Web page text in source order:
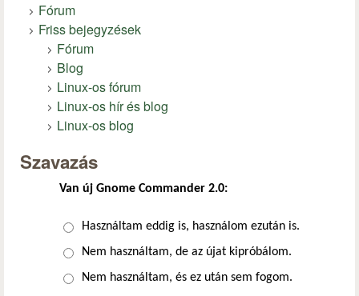
Fórum
Friss bejegyzések
Fórum
Blog
Linux-os fórum
Linux-os hír és blog
Linux-os blog
Szavazás
Van új Gnome Commander 2.0:
Választások
Használtam eddig is, használom ezután is.
Nem használtam, de az újat kipróbálom.
Nem használtam, és ez után sem fogom.